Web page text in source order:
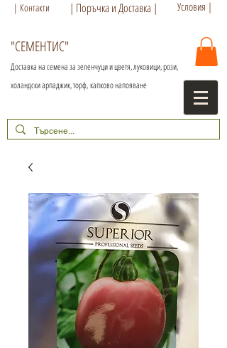
| Контакти | Поръчка и Доставка | Условия |
"СЕМЕНТИС"
Доставка на семена за зеленчуци и цветя, луковици, рози,
холандски арпаджик, торф,капково напояване